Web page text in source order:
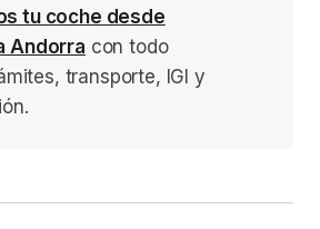
tu coche desde
Andorra con todo
transporte, IGI y